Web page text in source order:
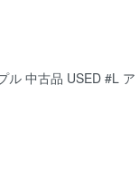
ル 中古品 USED #L ア